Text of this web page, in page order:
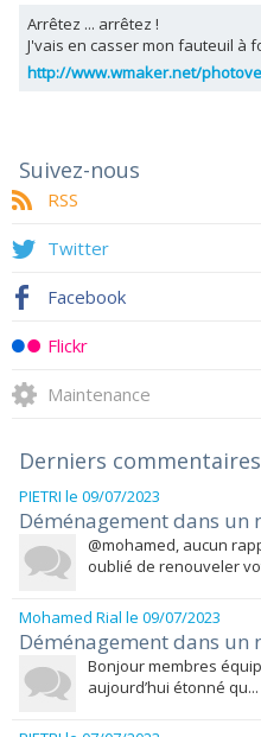
Arrêtez ... arrêtez !
J'vais en casser mon fauteuil à
http://www.wmaker.net/
Suivez-nous
RSS
Twitter
Facebook
Flickr
Maintenance
Derniers commentaires
PIETRI le 09/07/2023
Déménagement dans un
@mohamed, aucun
oublié de renouveler
Mohamed Rial le 09/07/2023
Déménagement dans un
Bonjour membres
aujourd’hui étonné qu...